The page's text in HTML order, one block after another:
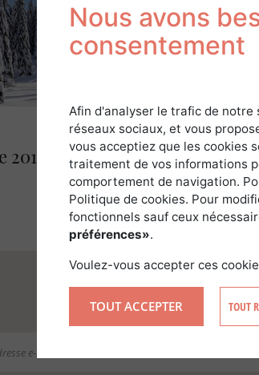
QUÉBEC/
Sylva
appliqué
privée
Nous avons
consentement
Afin d'analyser le trafic de
réseaux sociaux, et vous
vous acceptiez que les cookies
traitement de vos informations
comportement de navigation.
Politique de cookies. Pour
fonctionnels sauf ceux
préférences».
Voulez-vous accepter ces
TOUT ACCEPTER TOUT